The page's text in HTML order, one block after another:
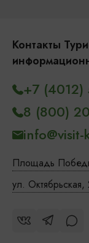
Контакты
Площадь
ул.
+7 (4012)
8 (800)